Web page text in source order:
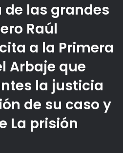
de las grandes
Raúl
a la Primera
Arbaje que
la justicia
de su caso y
La prisión